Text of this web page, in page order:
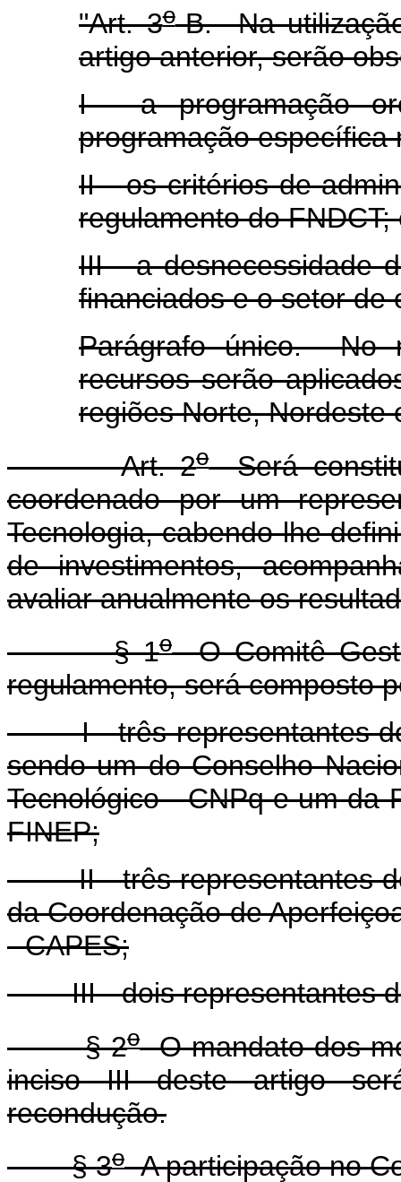
"Art. 3o-B. Na
artigo anterior, serão
I - a programação
programação específica
II - os critérios de
regulamento do FNDCT;
III - a desnecessidade
financiados e o setor de
Parágrafo único. No
recursos serão
regiões Norte, Nordeste
Art. 2oSerá
coordenado por um
Tecnologia, cabendo-lhe
de investimentos,
avaliar anualmente os
§ 1oO Comitê
regulamento, será composto
I - três representantes do
sendo um do Conselho
Tecnológico - CNPq e um da
FINEP;
II - três representantes do
da Coordenação de
- CAPES;
III - dois representantes da
§ 2oO mandato dos
inciso III deste artigo
recondução.
§ 3oA participação no